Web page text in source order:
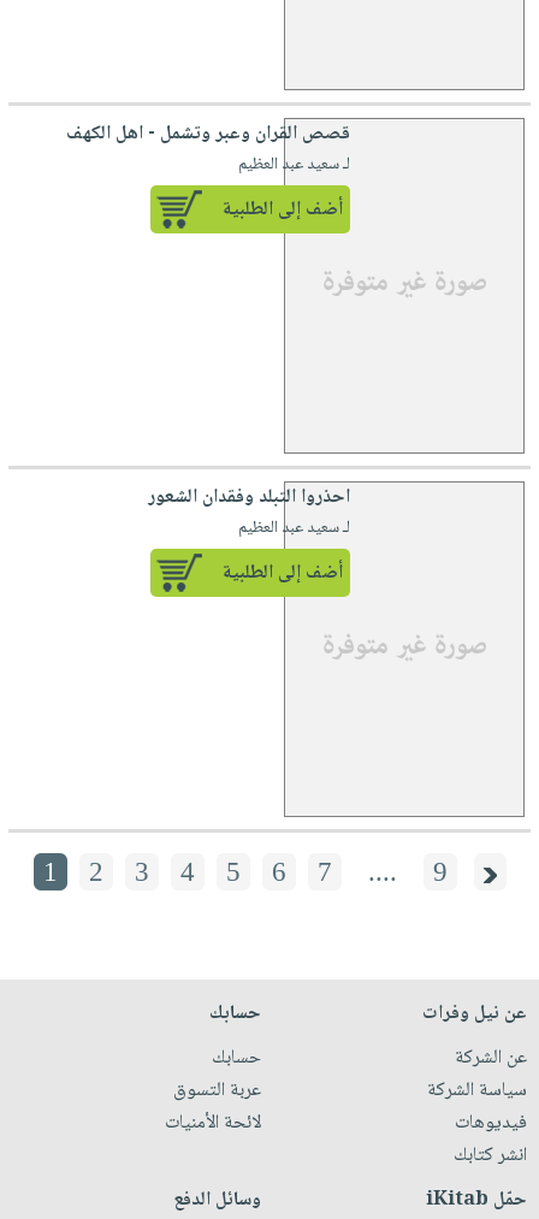
قصص القران وعبر وتشمل - اهل الكهف
لـ سعيد عبد العظيم
أضف إلى الطلبية
احذروا التبلد وفقدان الشعور
لـ سعيد عبد العظيم
أضف إلى الطلبية
1 2 3 4 5 6 7 .... 9
عن نيل وفرات
عن الشركة
سياسة الشركة
فيديوهات
انشر كتابك
حسابك
حسابك
عربة التسوق
لائحة الأمنيات
حمّل iKitab وسائل الدفع